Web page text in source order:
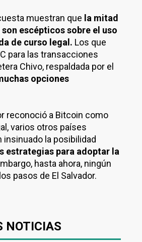
muestran que la mitad
escépticos sobre el uso
de curso legal. Los que
para las transacciones
Chivo, respaldada por el
opciones
reconoció a Bitcoin como
varios otros países
insinuado la posibilidad
estrategias para adoptar la
hasta ahora, ningún
pasos de El Salvador.
NOTICIAS